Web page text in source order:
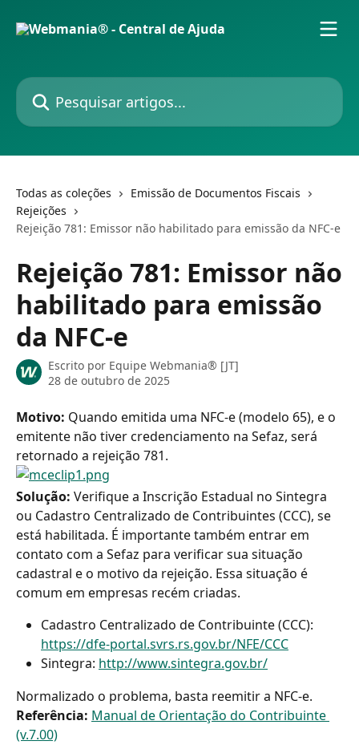
Pesquisar artigos...
Todas as coleções
Emissão de Documentos Fiscais
Rejeições
Rejeição 781: Emissor não habilitado para emissão da NFC-e
Rejeição 781: Emissor não
habilitado para emissão
da NFC-e
Escrito por Equipe Webmania® [JT]
28 de outubro de 2025
Motivo: Quando emitida uma NFC-e (modelo 65), e o
emitente não tiver credenciamento na Sefaz, será
retornado a rejeição 781.
Solução: Verifique a Inscrição Estadual no Sintegra
ou Cadastro Centralizado de Contribuintes (CCC), se
está habilitada. É importante também entrar em
contato com a Sefaz para verificar sua situação
cadastral e o motivo da rejeição. Essa situação é
comum em empresas recém criadas.
Cadastro Centralizado de Contribuinte (CCC):
https://dfe-portal.svrs.rs.gov.br/NFE/CCC
Sintegra: http://www.sintegra.gov.br/
Normalizado o problema, basta reemitir a NFC-e.
Referência: Manual de Orientação do Contribuinte
(v.7.00)